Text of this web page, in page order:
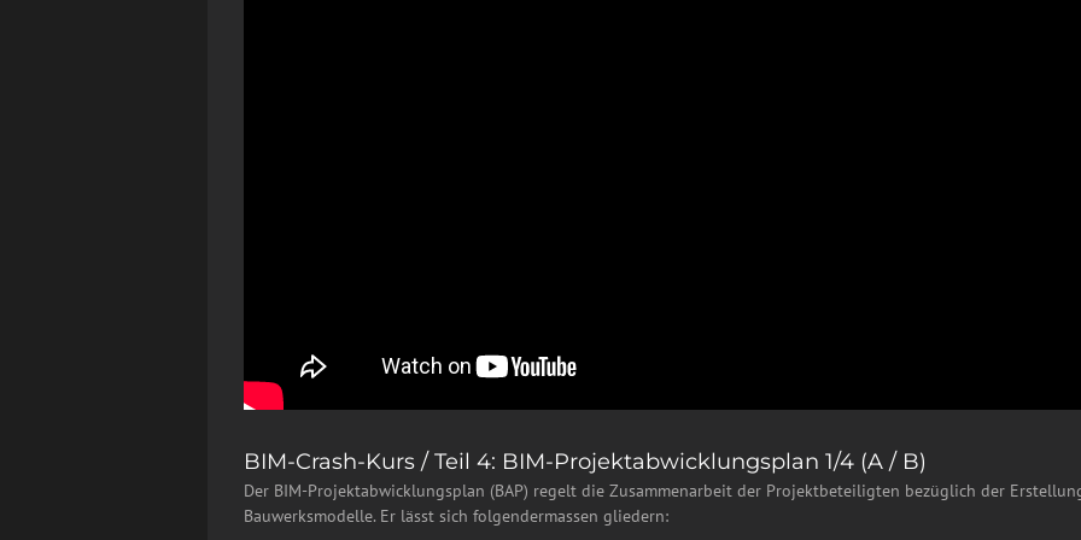
BIM-Crash-Kurs / Teil 4: BIM-Projektabwicklungsplan 1/4 (A / B)
Der BIM-Projektabwicklungsplan (BAP) regelt die Zusammenarbeit der Projektbeteiligten bezüglich der
Bauwerksmodelle. Er lässt sich folgendermassen gliedern: